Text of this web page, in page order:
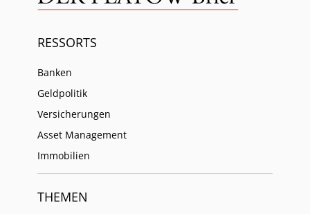
RESSORTS
Banken
Geldpolitik
Versicherungen
Asset Management
Immobilien
THEMEN